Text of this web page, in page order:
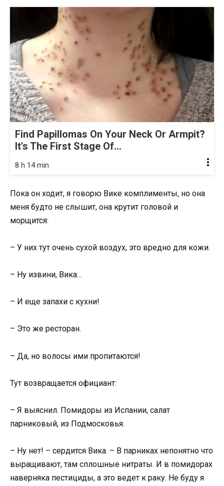
Find Papillomas On Your Neck Or Armpit?
It's The First Stage Of...
8 h 14 min
Пока он ходит, я говорю Вике комплименты, но она
меня будто не слышит, она крутит головой и
морщится:
– У них тут очень сухой воздух, это вредно для кожи.
– Ну извини, Вика…
– И еще запахи с кухни!
– Это же ресторан.
– Да, но волосы ими пропитаются!
Тут возвращается официант:
– Я выяснил. Помидоры из Испании, салат
парниковый, из Подмосковья.
– Ну нет! – сердится Вика. – В парниках непонятно что
выращивают, там сплошные нитраты. И в помидорах
наверняка пестициды, а это ведет к раку. Не буду я